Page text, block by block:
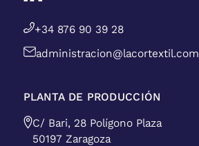
+34 876 90 39 28
administracion@lacortextil.com
PLANTA DE PRODUCCIÓN
C/ Bari, 28 Polígono Plaza
50197 Zaragoza